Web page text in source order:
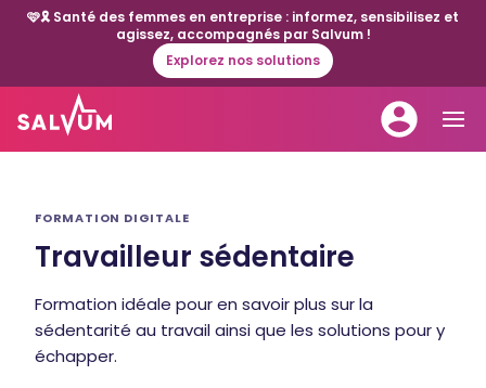
🩷🎗️ Santé des femmes en entreprise : informez, sensibilisez et
agissez, accompagnés par Salvum !
Explorez nos solutions
FORMATION DIGITALE
Travailleur sédentaire
Formation idéale pour en savoir plus sur la
sédentarité au travail ainsi que les solutions pour y
échapper.